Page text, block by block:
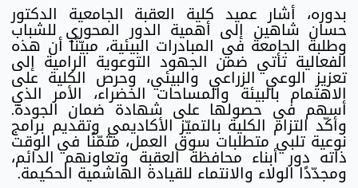
بدوره، أشار عميد كلية العقبة الجامعية الدكتور
حسان شاهين إلى أهمية الدور المحوري للشباب
وطلبة الجامعة في المبادرات البيئية، مبيّنًا أن هذه
الفعالية تأتي ضمن الجهود التوعوية الرامية إلى
تعزيز الوعي الزراعي والبيئي، وحرص الكلية على
الاهتمام بالبيئة والمساحات الخضراء، الأمر الذي
أسهم في حصولها على شهادة ضمان الجودة.
وأكّد التزام الكلية بالتميّز الأكاديمي وتقديم برامج
نوعية تلبي متطلبات سوق العمل، مثمّنًا في الوقت
ذاته دور أبناء محافظة العقبة وتعاونهم الدائم،
ومجدّدًا الولاء والانتماء للقيادة الهاشمية الحكيمة.